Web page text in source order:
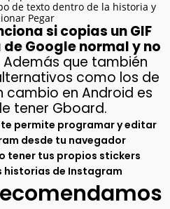
de texto dentro de la historia y
Pegar
si copias un GIF
Google normal y no
Además que también
como los de
cambio en Android es
tener Gboard.
permite programar y editar
desde tu navegador
tener tus propios stickers
historias de Instagram